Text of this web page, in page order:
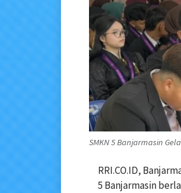
SMKN 5 Banjarmasin
RRI.CO.ID,
5 Banjarmasin